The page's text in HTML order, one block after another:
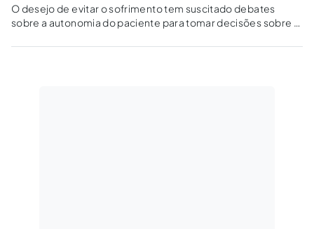
O desejo de evitar o sofrimento tem suscitado debates
sobre a autonomia do paciente para tomar decisões sobre a